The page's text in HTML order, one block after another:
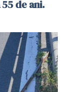
de ani.